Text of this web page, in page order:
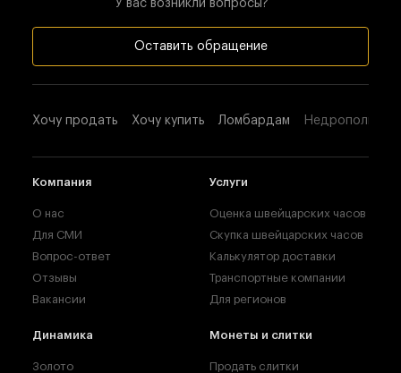
У вас возникли вопросы?
Оставить обращение
Хочу продать Хочу купить Ломбардам
Компания
О нас
Для СМИ
Вопрос-ответ
Отзывы
Вакансии
Услуги
Оценка швейцарских часов
Скупка швейцарских часов
Калькулятор доставки
Транспортные компании
Для регионов
Динамика
Золото
Монеты и слитки
Продать слитки